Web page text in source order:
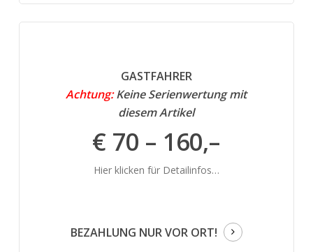
GASTFAHRER
Achtung:Keine Serienwertung mit
diesem Artikel
€ 70 – 160,–
Hier klicken für Detailinfos…
BEZAHLUNG NUR VOR ORT!